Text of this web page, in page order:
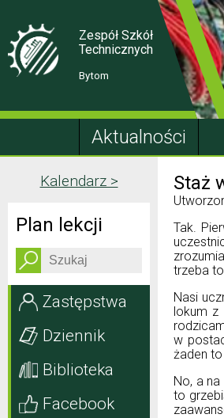
Content
navigation
Zespół Szkół
Technicznych
Bytom
Aktualności
Kalendarz >
Plan lekcji
Zastępstwa
Dziennik
Biblioteka
Facebook
Staż
Tak.
trzeba
Nasi
lokum z
w
żaden
No, a
to